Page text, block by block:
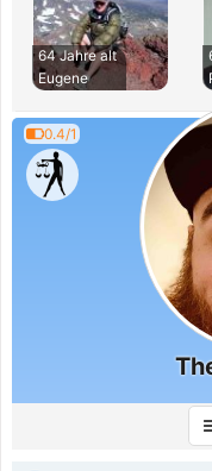
64 Jahre alt
Eugene
0.4/1